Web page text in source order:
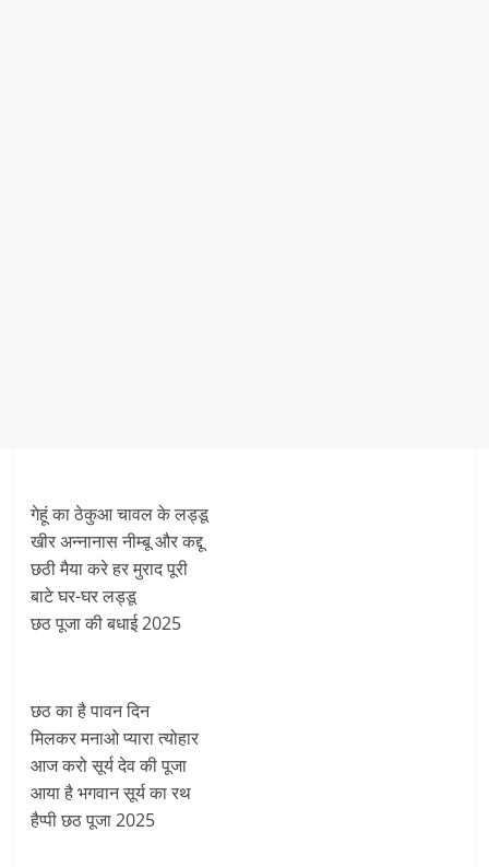
गेहूं का ठेकुआ चावल के लड्डू
खीर अन्नानास नीम्बू और कद्दू
छठी मैया करे हर मुराद पूरी
बाटे घर-घर लड्डू
छठ पूजा की बधाई 2025
छठ का है पावन दिन
मिलकर मनाओ प्यारा त्योहार
आज करो सूर्य देव की पूजा
आया है भगवान सूर्य का रथ
हैप्पी छठ पूजा 2025